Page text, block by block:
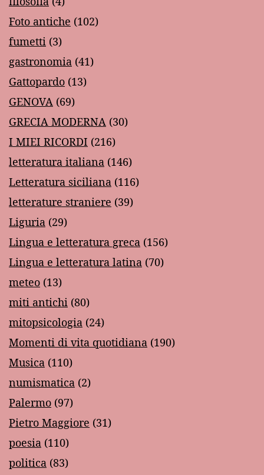
Foto antiche (102)
fumetti (3)
gastronomia (41)
Gattopardo (13)
GENOVA (69)
GRECIA MODERNA (30)
I MIEI RICORDI (216)
letteratura italiana (146)
Letteratura siciliana (116)
letterature straniere (39)
Liguria (29)
Lingua e letteratura greca (156)
Lingua e letteratura latina (70)
meteo (13)
miti antichi (80)
mitopsicologia (24)
Momenti di vita quotidiana (190)
Musica (110)
numismatica (2)
Palermo (97)
Pietro Maggiore (31)
poesia (110)
politica (83)